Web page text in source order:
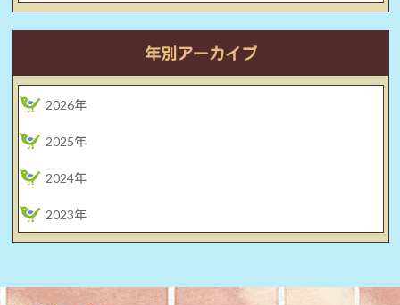
年別アーカイブ
2026年
2025年
2024年
2023年